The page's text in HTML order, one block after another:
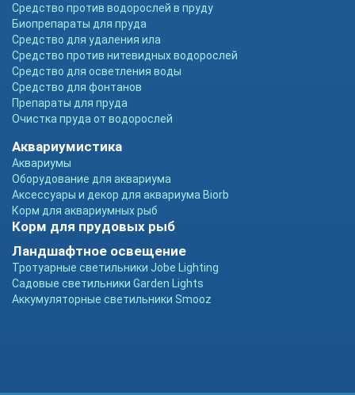
Средство против водорослей в пруду
Биопрепараты для пруда
Средство для удаления ила
Средство против нитевидных водорослей
Средство для осветления воды
Средство для фонтанов
Препараты для пруда
Очистка пруда от водорослей
Аквариумистика
Аквариумы
Оборудование для аквариума
Аксессуары и декор для аквариума Biorb
Корм для аквариумных рыб
Корм для прудовых рыб
Ландшафтное освещение
Тротуарные светильники Jobe Lighting
Садовые светильники Garden Lights
Аккумуляторные светильники Smooz